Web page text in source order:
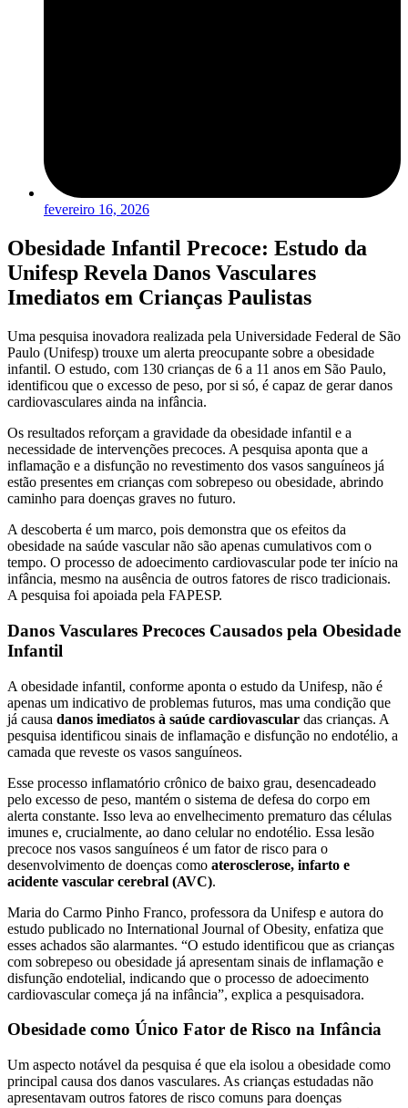
fevereiro 16, 2026
Obesidade Infantil Precoce: Estudo da
Unifesp Revela Danos Vasculares
Imediatos em Crianças Paulistas
Uma pesquisa inovadora realizada pela Universidade Federal de São
Paulo (Unifesp) trouxe um alerta preocupante sobre a obesidade
infantil. O estudo, com 130 crianças de 6 a 11 anos em São Paulo,
identificou que o excesso de peso, por si só, é capaz de gerar danos
cardiovasculares ainda na infância.
Os resultados reforçam a gravidade da obesidade infantil e a
necessidade de intervenções precoces. A pesquisa aponta que a
inflamação e a disfunção no revestimento dos vasos sanguíneos já
estão presentes em crianças com sobrepeso ou obesidade, abrindo
caminho para doenças graves no futuro.
A descoberta é um marco, pois demonstra que os efeitos da
obesidade na saúde vascular não são apenas cumulativos com o
tempo. O processo de adoecimento cardiovascular pode ter início na
infância, mesmo na ausência de outros fatores de risco tradicionais.
A pesquisa foi apoiada pela FAPESP.
Danos Vasculares Precoces Causados pela Obesidade
Infantil
A obesidade infantil, conforme aponta o estudo da Unifesp, não é
apenas um indicativo de problemas futuros, mas uma condição que
já causa danos imediatos à saúde cardiovascular das crianças. A
pesquisa identificou sinais de inflamação e disfunção no endotélio, a
camada que reveste os vasos sanguíneos.
Esse processo inflamatório crônico de baixo grau, desencadeado
pelo excesso de peso, mantém o sistema de defesa do corpo em
alerta constante. Isso leva ao envelhecimento prematuro das células
imunes e, crucialmente, ao dano celular no endotélio. Essa lesão
precoce nos vasos sanguíneos é um fator de risco para o
desenvolvimento de doenças como aterosclerose, infarto e
acidente vascular cerebral (AVC).
Maria do Carmo Pinho Franco, professora da Unifesp e autora do
estudo publicado no International Journal of Obesity, enfatiza que
esses achados são alarmantes. “O estudo identificou que as crianças
com sobrepeso ou obesidade já apresentam sinais de inflamação e
disfunção endotelial, indicando que o processo de adoecimento
cardiovascular começa já na infância”, explica a pesquisadora.
Obesidade como Único Fator de Risco na Infância
Um aspecto notável da pesquisa é que ela isolou a obesidade como
principal causa dos danos vasculares. As crianças estudadas não
apresentavam outros fatores de risco comuns para doenças